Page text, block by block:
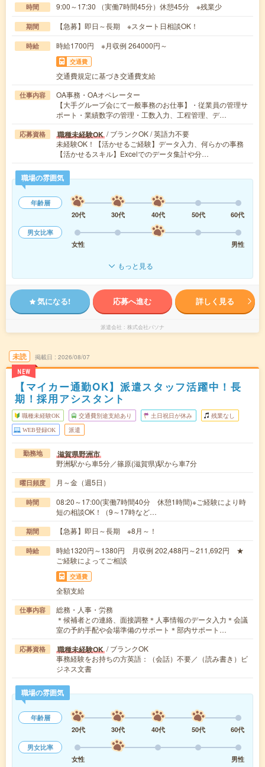
時間 9:00～17:30 （実働7時間45分）休憩45分 ※残業少
期間 【急募】即日～長期 ※スタート日相談OK！
時給 時給1700円 ※月収例 264000円～
交通費
交通費規定に基づき交通費支給
仕事内容
OA事務・OAオペレーター
【大手グループ会にて一般事務のお仕事】・従業員の管理サ
ポート・業績数字の管理・工数入力、工程管理、デ…
応募資格 職種未経験OK / ブランクOK / 英語力不要
未経験OK！【活かせるご経験】データ入力、何らかの事務
【活かせるスキル】Excelでのデータ集計や分…
職場の雰囲気
年齢層
20代
30代 40代 50代
60代
男女比率
女性
男性
もっと見る
気になる! 応募へ進む 詳しく見る
派遣会社 株式会社パソナ
未読
NEW
掲載日 2026/08/07
【マイカー通勤OK】派遣スタッフ活躍中！長
期！採用アシスタント
職種未経験OK 交通費別途支給あり 土日祝日が休み 残業なし
WEB登録OK 派遣
勤務地 滋賀県野洲市
野洲駅から車5分／篠原(滋賀県)駅から車7分
曜日頻度 月～金（週5日）
時間
08:20～17:00(実働7時間40分 休憩1時間)※ご経験により時
短の相談OK！（9～17時など…
期間 【急募】即日～長期 ※8月～！
時給
時給1320円～1380円 月収例 202,488円～211,692円 ★
ご経験によってご相談
交通費
全額支給
仕事内容
総務・人事・労務
＊候補者との連絡、面接調整＊人事情報のデータ入力＊会議
室の予約手配や会場準備のサポート＊部内サポート…
応募資格 職種未経験OK / ブランクOK
事務経験をお持ちの方英語：（会話）不要／（読み書き）ビ
ジネス文書
職場の雰囲気
年齢層
20代
30代 40代 50代
60代
男女比率
女性
男性